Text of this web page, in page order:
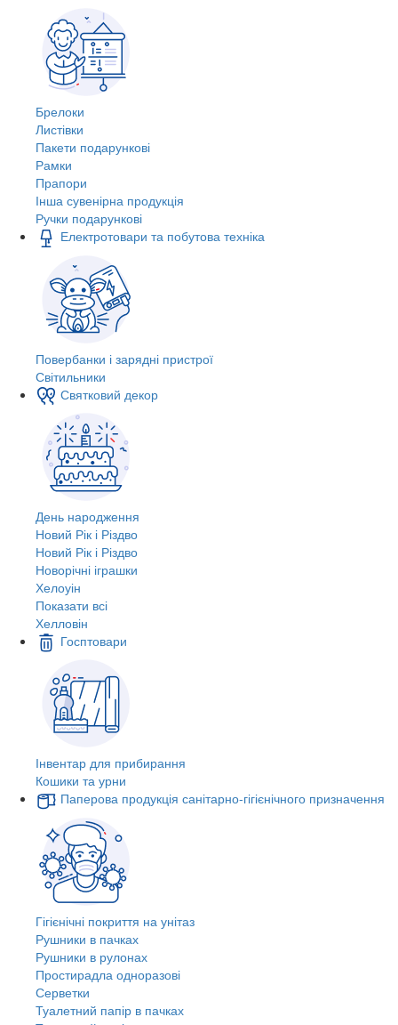
Брелоки
Листівки
Пакети подарункові
Рамки
Прапори
Інша сувенірна продукція
Ручки подарункові
Електротовари та побутова техніка
Повербанки і зарядні пристрої
Світильники
Святковий декор
День народження
Новий Рік і Різдво
Новий Рік і Різдво
Новорічні іграшки
Хелоуін
Показати всі
Хелловін
Госптовари
Інвентар для прибирання
Кошики та урни
Паперова продукція санітарно-гігієнічного призначення
Гігієнічні покриття на унітаз
Рушники в пачках
Рушники в рулонах
Простирадла одноразові
Серветки
Туалетний папір в пачках